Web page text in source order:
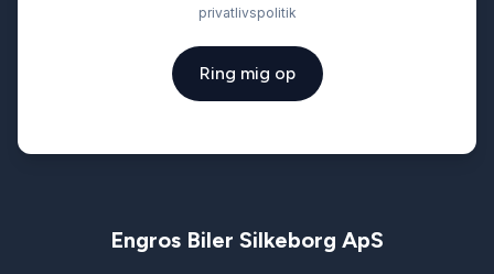
privatlivspolitik
Ring mig op
Engros Biler Silkeborg ApS